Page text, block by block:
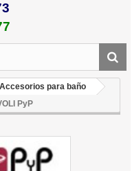
Accesorios para baño
PyP